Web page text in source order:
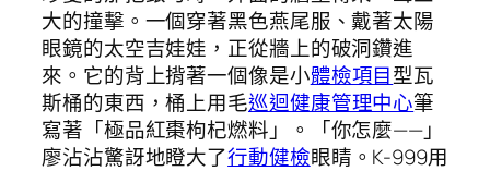
大的撞擊。一個穿著黑色燕尾服、戴著太陽
眼鏡的太空吉娃娃，正從牆上的破洞鑽進
來。它的背上揹著一個像是小體檢項目型瓦
斯桶的東西，桶上用毛巡迴健康管理中心筆
寫著「極品紅棗枸杞燃料」。「你怎麼——」
廖沾沾驚訝地瞪大了行動健檢眼睛。K-999用